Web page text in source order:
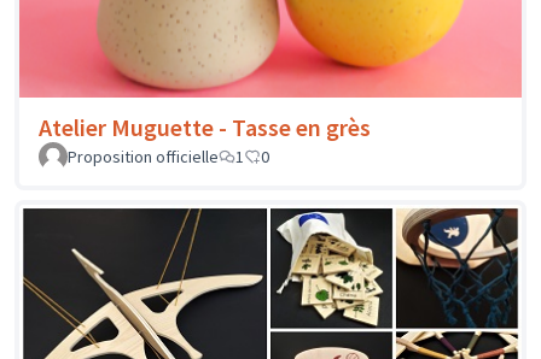
Atelier Muguette - Tasse en grès
Proposition officielle 1 0